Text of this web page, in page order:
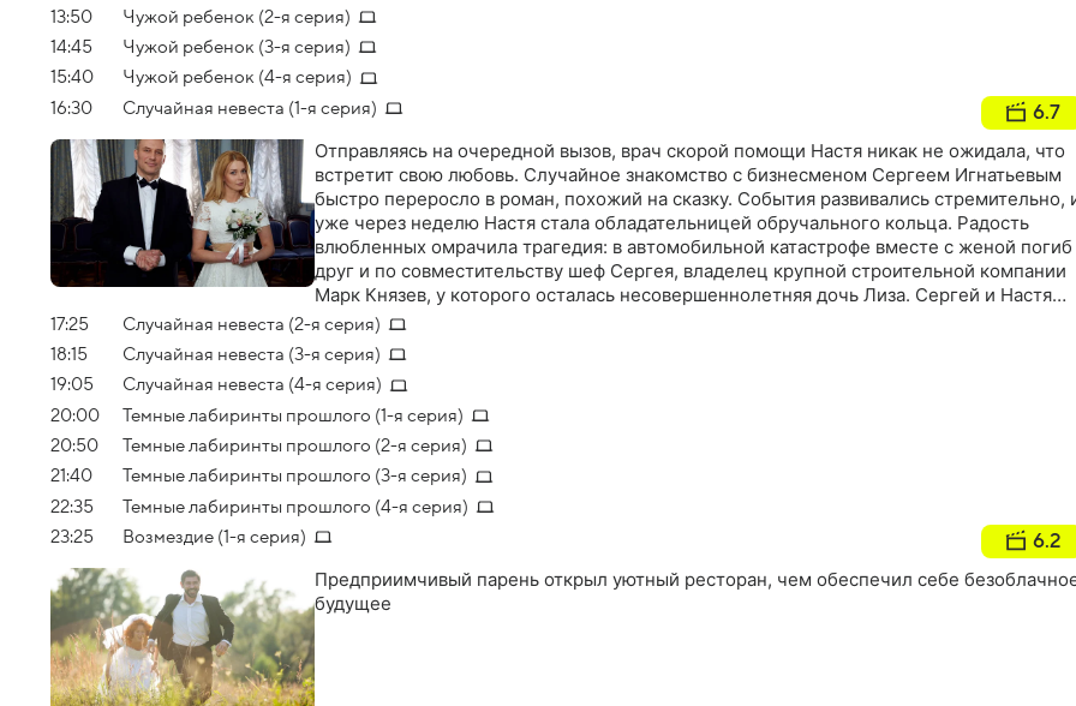
13:50
Чужой ребенок (2-я серия)
14:45
Чужой ребенок (3-я серия)
15:40
Чужой ребенок (4-я серия)
16:30
Случайная невеста (1-я серия) 6.7
Отправляясь на очередной вызов, врач скорой помощи Настя никак не ожидала, что
встретит свою любовь. Случайное знакомство с бизнесменом Сергеем Игнатьевым
быстро переросло в роман, похожий на сказку. События развивались стремительно,
уже через неделю Настя стала обладательницей обручального кольца. Радость
влюбленных омрачила трагедия: в автомобильной катастрофе вместе с женой погиб
друг и по совместительству шеф Сергея, владелец крупной строительной компании
Марк Князев, у которого осталась несовершеннолетняя дочь Лиза. Сергей и Настя
решили оставить удочерить девочку…
17:25
Случайная невеста (2-я серия)
18:15
Случайная невеста (3-я серия)
19:05
Случайная невеста (4-я серия)
20:00
Темные лабиринты прошлого (1-я серия)
20:50
Темные лабиринты прошлого (2-я серия)
21:40
Темные лабиринты прошлого (3-я серия)
22:35
Темные лабиринты прошлого (4-я серия)
23:25
Возмездие (1-я серия) 6.2
Предприимчивый парень открыл уютный ресторан, чем обеспечил себе
будущее